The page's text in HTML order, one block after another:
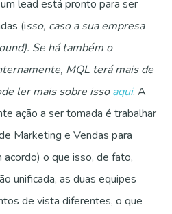
lead está pronto para ser
(isso, caso a sua empresa
Se há também o
MQL terá mais de
ler mais sobre issoaqui. A
ação a ser tomada é trabalhar
Marketing e Vendas para
o que isso, de fato,
unificada, as duas equipes
de vista diferentes, o que